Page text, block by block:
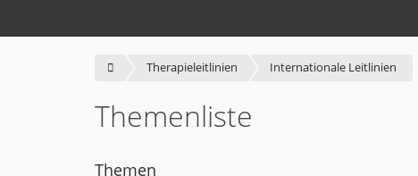
Therapieleitlinien Internationale Leitlinien
Themenliste
Themen